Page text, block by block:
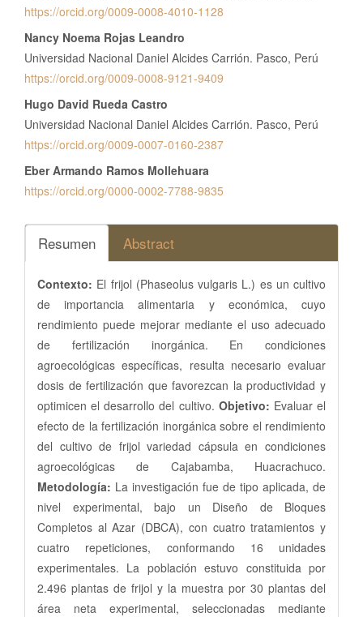
https://orcid.org/0009-0008-4010-1128
Nancy Noema Rojas Leandro
Universidad Nacional Daniel Alcides Carrión. Pasco, Perú
https://orcid.org/0009-0008-9121-9409
Hugo David Rueda Castro
Universidad Nacional Daniel Alcides Carrión. Pasco, Perú
https://orcid.org/0009-0007-0160-2387
Eber Armando Ramos Mollehuara
https://orcid.org/0000-0002-7788-9835
Resumen Abstract
Contexto: El frijol (Phaseolus vulgaris L.) es un cultivo
de importancia alimentaria y económica, cuyo
rendimiento puede mejorar mediante el uso adecuado
de fertilización inorgánica. En condiciones
agroecológicas específicas, resulta necesario evaluar
dosis de fertilización que favorezcan la productividad y
optimicen el desarrollo del cultivo. Objetivo: Evaluar el
efecto de la fertilización inorgánica sobre el rendimiento
del cultivo de frijol variedad cápsula en condiciones
agroecológicas de Cajabamba, Huacrachuco.
Metodología: La investigación fue de tipo aplicada, de
nivel experimental, bajo un Diseño de Bloques
Completos al Azar (DBCA), con cuatro tratamientos y
cuatro repeticiones, conformando 16 unidades
experimentales. La población estuvo constituida por
2.496 plantas de frijol y la muestra por 30 plantas del
área neta experimental, seleccionadas mediante